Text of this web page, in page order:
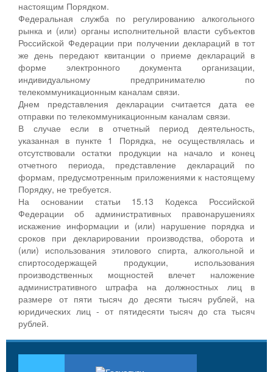
настоящим Порядком.
Федеральная служба по регулированию алкогольного
рынка и (или) органы исполнительной власти субъектов
Российской Федерации при получении деклараций в тот
же день передают квитанции о приеме деклараций в
форме электронного документа организации,
индивидуальному предпринимателю по
телекоммуникационным каналам связи.
Днем представления декларации считается дата ее
отправки по телекоммуникационным каналам связи.
В случае если в отчетный период деятельность,
указанная в пункте 1 Порядка, не осуществлялась и
отсутствовали остатки продукции на начало и конец
отчетного периода, представление деклараций по
формам, предусмотренным приложениями к настоящему
Порядку, не требуется.
На основании статьи 15.13 Кодекса Российской
Федерации об административных правонарушениях
искажение информации и (или) нарушение порядка и
сроков при декларировании производства, оборота и
(или) использования этилового спирта, алкогольной и
спиртосодержащей продукции, использования
производственных мощностей влечет наложение
административного штрафа на должностных лиц в
размере от пяти тысяч до десяти тысяч рублей, на
юридических лиц - от пятидесяти тысяч до ста тысяч
рублей.